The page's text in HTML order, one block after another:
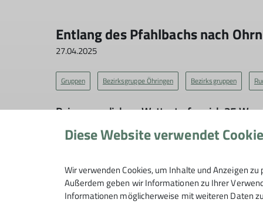
Entlang des Pfahlbachs nach
27.04.2025
Gruppen Bezirksgruppe Öhringen Bezirksgruppen
Bei sommerlichem Wetter trafen sich 25
Nach wenigen Metern auf der Straße
Richtung über einen wunderschönen Weg
Wir verließen den Wirtschaftsweg und
Diese Website verwendet
Wir verwenden Cookies, um Inhalte und Anzeigen
Außerdem geben wir Informationen zu Ihrer
Informationen möglicherweise mit weiteren Daten